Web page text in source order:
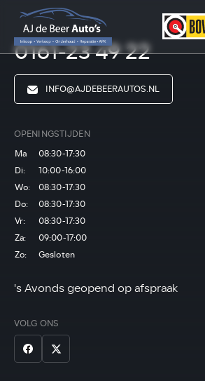
0161-23 49 22
INFO@AJDEBEERAUTOS.NL
OPENINGSTIJDEN
Ma
08:30-17:30
Di:
10:00-16:00
Wo:
08:30-17:30
Do:
08:30-17:30
Vr:
08:30-17:30
Za:
09:00-17:00
Zo:
Gesloten
's Avonds geopend op afspraak
VOLG ONS